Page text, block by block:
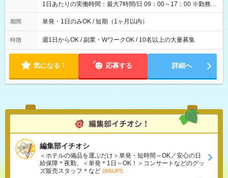
1日あたりの実働時間：最大7時間/日 09：00～17：00 ※勤務時
間は 試験により異なります。
期間 単発・1日のみOK / 短期（1ヶ月以内）
特徴 週1日からOK / 副業・WワークOK / 10名以上の大量募集
気になる！ 応募する 詳細へ
編集部イチオシ
＜ホテルの備品を運ぶだけ＞単発・短時間～OK／安心の日
給保障＊夜勤、＜単発＊1日～OK！＞コンサートなどのグッ
ズ販売スタッフ＊など (8/6UP!)